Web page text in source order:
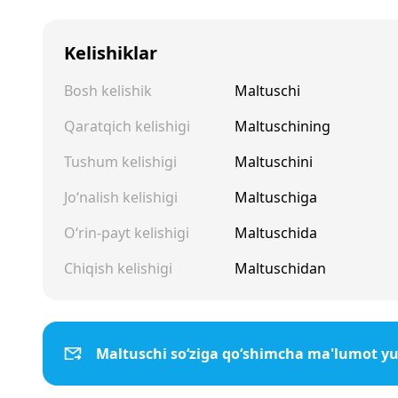
Kelishiklar
Bosh kelishik
Maltuschi
Qaratqich kelishigi
Maltuschining
Tushum kelishigi
Maltuschini
Jo‘nalish kelishigi
Maltuschiga
O‘rin-payt kelishigi
Maltuschida
Chiqish kelishigi
Maltuschidan
Maltuschi so‘ziga qo‘shimcha ma'lumot